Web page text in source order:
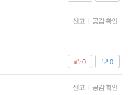
신고 | 공감 확인
0
0
신고 | 공감 확인